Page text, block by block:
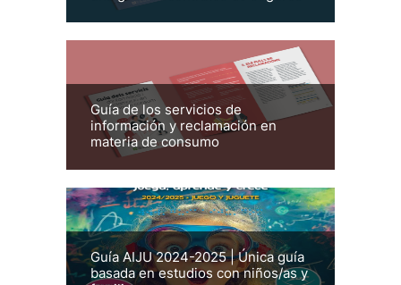
Guía de los servicios de
información y reclamación en
materia de consumo
Guía AIJU 2024-2025 | Única guía
basada en estudios con niños/as y